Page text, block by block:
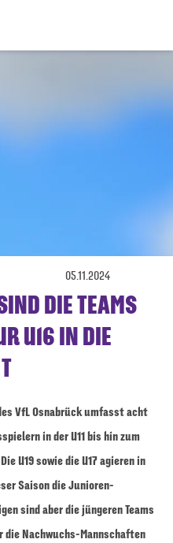
05.11.2024
DIE TEAMS
U16 IN DIE
VfL Osnabrück umfasst acht
in der U11 bis hin zum
U19 sowie die U17 agieren in
Saison die Junioren-
sind aber die jüngeren Teams
Nachwuchs-Mannschaften